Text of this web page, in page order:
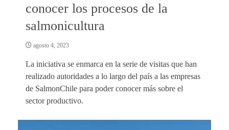
conocer los procesos de la
salmonicultura
agosto 4, 2023
La iniciativa se enmarca en la serie de visitas que han
realizado autoridades a lo largo del país a las empresas
de SalmonChile para poder conocer más sobre el
sector productivo.